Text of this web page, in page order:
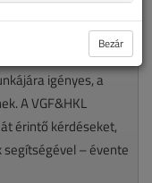
igényes, a
A VGF&HKL
érintő kérdéseket,
segítségével – évente
Bezár